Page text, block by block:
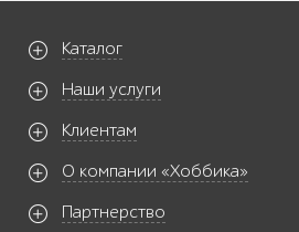
Каталог
Наши услуги
Клиентам
О компании «Хоббика»
Партнерство